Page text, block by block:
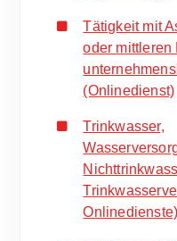
Tätigkeit mit
oder mittleren
(Onlinedienst)
Trinkwasser,
Onlinedienste)